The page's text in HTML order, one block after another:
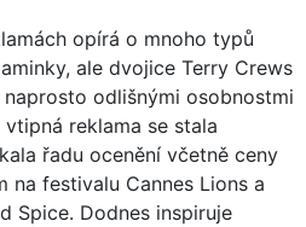
opírá o mnoho typů
ale dvojice Terry Crews
odlišnými osobnostmi
reklama se stala
řadu ocenění včetně ceny
na festivalu Cannes Lions a
Spice. Dodnes inspiruje